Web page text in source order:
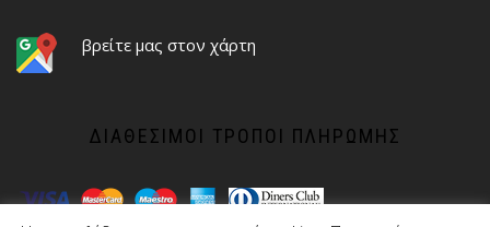
βρείτε μας στον χάρτη
ΔΙΑΘΈΣΙΜΟΙ ΤΡΌΠΟΙ ΠΛΗΡΩΜΉΣ